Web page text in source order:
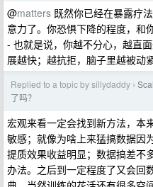
@matters 既然你已经在暴露疗
意力了。你恐惧下降的程度，和
- 也就是说，你越不分心，越直
展越快；越抗拒，脑子里越被动
Replied to a topic by sillydaddy ›
了吗？
宏观来看一定会找到新方法，本
敏感；就像为啥上来猛搞数据因
提质效果收益明显；数据搞差不
办法。之后到一定程度了又会回